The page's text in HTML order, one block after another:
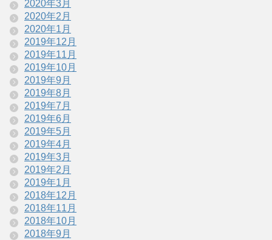
2020年3月
2020年2月
2020年1月
2019年12月
2019年11月
2019年10月
2019年9月
2019年8月
2019年7月
2019年6月
2019年5月
2019年4月
2019年3月
2019年2月
2019年1月
2018年12月
2018年11月
2018年10月
2018年9月